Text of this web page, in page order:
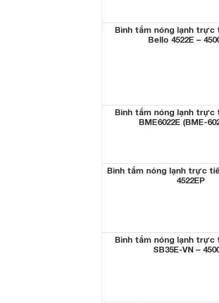
Bình tắm nóng lạnh trực
Bello 4522E –
Bình tắm nóng lạnh trực
BME6022E (BME-
Bình tắm nóng lạnh trực
4522EP
Bình tắm nóng lạnh trực
SB35E-VN –